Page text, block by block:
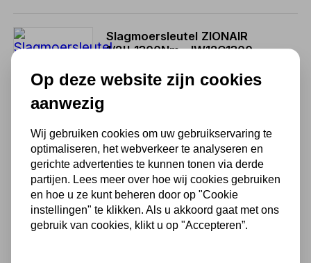
Slagmoersleutel ZIONAIR
1/2'' 1300Nm - IW12C1300
139,15
Impact dop lang 1/2" 14mm
6,05
5,00 excl. BTW
Op deze website zijn cookies
aanwezig
Wij gebruiken cookies om uw gebruikservaring te
optimaliseren, het webverkeer te analyseren en
gerichte advertenties te kunnen tonen via derde
partijen. Lees meer over hoe wij cookies gebruiken
en hoe u ze kunt beheren door op "Cookie
instellingen" te klikken. Als u akkoord gaat met ons
gebruik van cookies, klikt u op "Accepteren”.